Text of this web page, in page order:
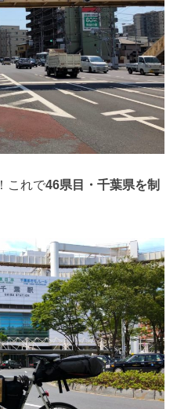
！これで46県目・千葉県を制